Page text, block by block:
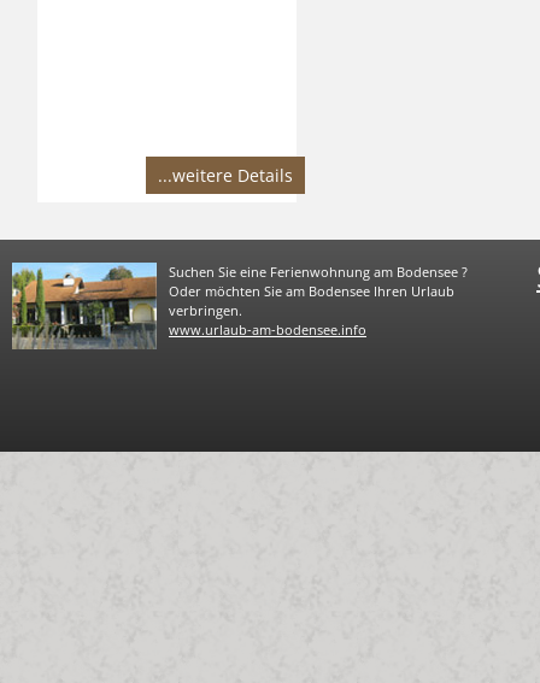
...weitere Details
Suchen Sie eine Ferienwohnung am Bodensee ?
Oder möchten Sie am Bodensee Ihren Urlaub
verbringen.
www.urlaub-am-bodensee.info